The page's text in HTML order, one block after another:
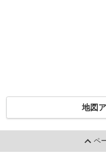
地図
ペ